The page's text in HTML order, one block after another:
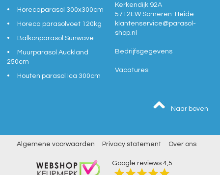
Horecaparasol 300x300cm
Horeca parasolvoet 120kg
Balkonparasol Sunwave
Muurparasol Auckland
250cm
Houten parasol Ica 300cm
Kerkendijk 92A
5712EW Someren-Heide
klantenservice@parasol-
shop.nl
Bedrijfsgegevens
Vacatures
Naar boven
Algemene voorwaarden Privacy statement Over ons
Google reviews 4,5